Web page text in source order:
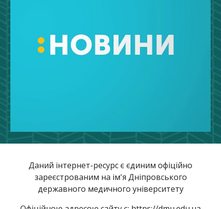
Даний інтернет-ресурс є єдиним офіційно
зареєстрованим на ім'я Дніпровського
державного медичного університету